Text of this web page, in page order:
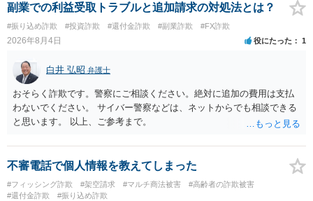
副業での利益受取トラブルと追加請求の対処法とは？
#振り込め詐欺 #投資詐欺 #還付金詐欺 #副業詐欺 #FX詐欺
2026年8月4日 役にたった 1
白井 弘昭 弁護士
おそらく詐欺です。警察にご相談ください。絶対に追加の費用は支払
わないでください。 サイバー警察などは、ネットからでも相談できる
と思います。 以上、ご参考まで。
不審電話で個人情報を教えてしまった
#フィッシング詐欺 #架空請求 #マルチ商法被害
#高齢者の詐欺被害
#還付金詐欺
#振り込め詐欺